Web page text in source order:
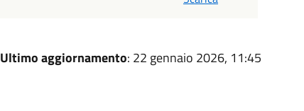
Ultimo aggiornamento: 22 gennaio 2026, 11:45